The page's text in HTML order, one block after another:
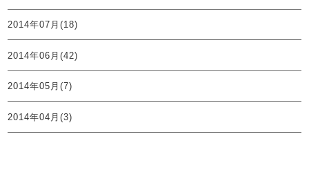
2014年07月(18)
2014年06月(42)
2014年05月(7)
2014年04月(3)